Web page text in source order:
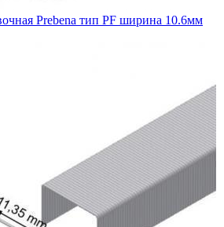
Prebena тип PF ширина 10.6мм